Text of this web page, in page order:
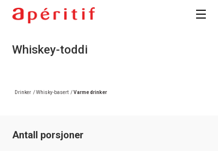
Whiskey-toddi
Drinker /Whisky-basert /Varme drinker
Antall porsjoner